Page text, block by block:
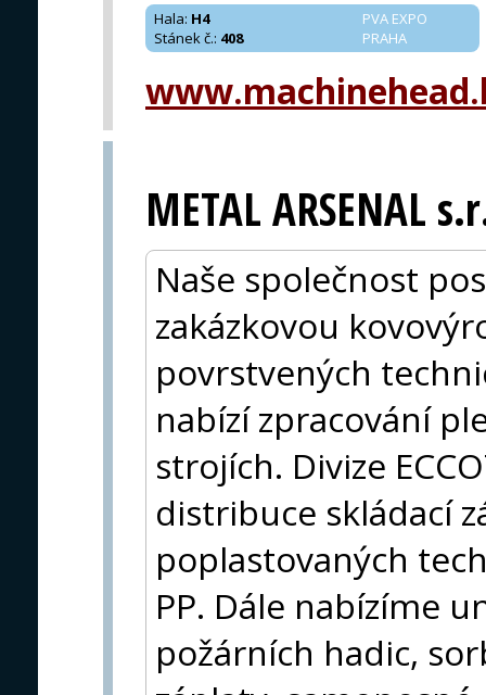
PVA EXPO
PRAHA
Hala: H4
Stánek č.: 408
METAL ARSENAL
Naše společnost
zakázkovou
povrstvených
nabízí zpracování
strojích. Divize
distribuce skládací
poplastovaných
PP. Dále nabízíme
požárních hadic,